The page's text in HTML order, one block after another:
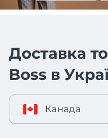
Доставка
Boss в
Канада